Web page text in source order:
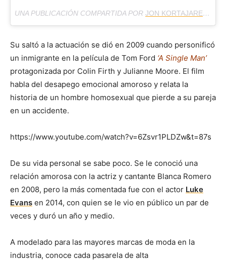
UNA PUBLICACIÓN COMPARTIDA POR JON KORTAJARENA
Su saltó a la actuación se dió en 2009 cuando personificó
un inmigrante en la película de Tom Ford ‘A Single Man’
protagonizada por Colin Firth y Julianne Moore. El film
habla del desapego emocional amoroso y relata la
historia de un hombre homosexual que pierde a su pareja
en un accidente.
https://www.youtube.com/watch?v=6Zsvr1PLDZw&t=87s
De su vida personal se sabe poco. Se le conoció una
relación amorosa con la actriz y cantante Blanca Romero
en 2008, pero la más comentada fue con el actor Luke
Evans en 2014, con quien se le vio en público un par de
veces y duró un año y medio.
A modelado para las mayores marcas de moda en la
industria, conoce cada pasarela de alta